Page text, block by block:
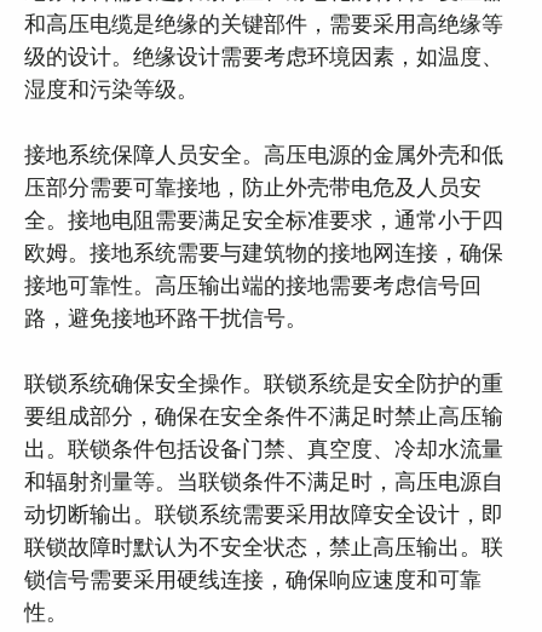
和高压电缆是绝缘的关键部件，需要采用高绝缘等
级的设计。绝缘设计需要考虑环境因素，如温度、
湿度和污染等级。
接地系统保障人员安全。高压电源的金属外壳和低
压部分需要可靠接地，防止外壳带电危及人员安
全。接地电阻需要满足安全标准要求，通常小于四
欧姆。接地系统需要与建筑物的接地网连接，确保
接地可靠性。高压输出端的接地需要考虑信号回
路，避免接地环路干扰信号。
联锁系统确保安全操作。联锁系统是安全防护的重
要组成部分，确保在安全条件不满足时禁止高压输
出。联锁条件包括设备门禁、真空度、冷却水流量
和辐射剂量等。当联锁条件不满足时，高压电源自
动切断输出。联锁系统需要采用故障安全设计，即
联锁故障时默认为不安全状态，禁止高压输出。联
锁信号需要采用硬线连接，确保响应速度和可靠
性。